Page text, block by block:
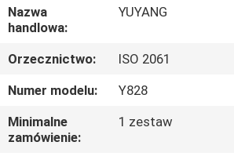
O
NAS
WYCIECZKA
PO
FABRYCE
Nazwa
handlowa:
YUYANG
Orzecznictwo:
ISO 2061
Numer modelu:
Y828
Minimalne
zamówienie:
1 zestaw